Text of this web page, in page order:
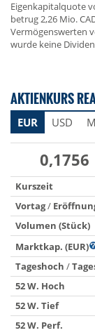
Eigenkapitalquote
betrug 2,26 Mio.
Vermögenswerten
wurde keine
AKTIENKURS
EUR USD
0,1756
Kurszeit
Vortag/
Volumen (Stück)
Marktkap. (EUR)
Tageshoch /
52 W. Hoch
52 W. Tief
52 W. Perf.